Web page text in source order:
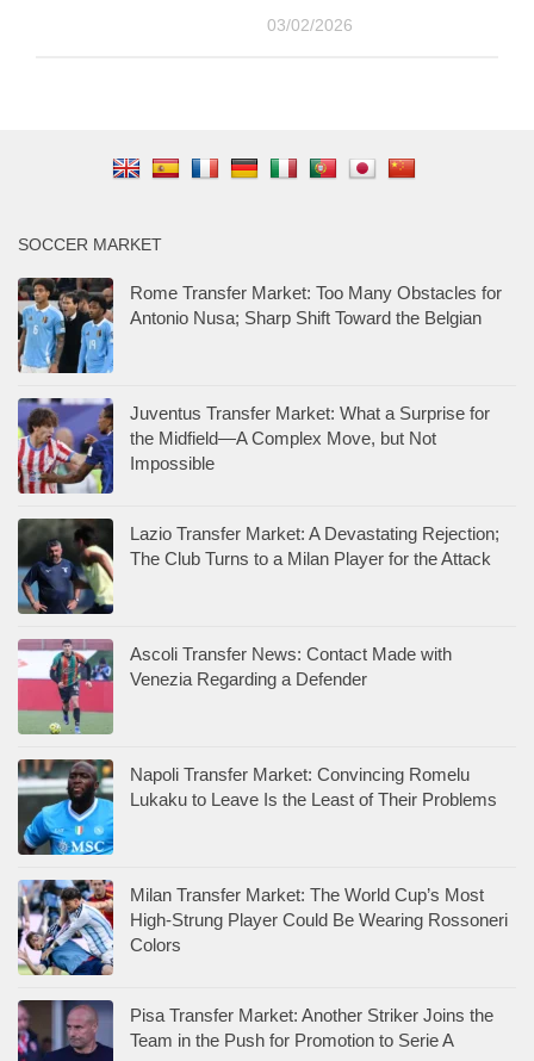
03/02/2026
SOCCER MARKET
Rome Transfer Market: Too Many Obstacles for
Antonio Nusa; Sharp Shift Toward the Belgian
Juventus Transfer Market: What a Surprise for
the Midfield—A Complex Move, but Not
Impossible
Lazio Transfer Market: A Devastating Rejection;
The Club Turns to a Milan Player for the Attack
Ascoli Transfer News: Contact Made with
Venezia Regarding a Defender
Napoli Transfer Market: Convincing Romelu
Lukaku to Leave Is the Least of Their Problems
Milan Transfer Market: The World Cup’s Most
High-Strung Player Could Be Wearing Rossoneri
Colors
Pisa Transfer Market: Another Striker Joins the
Team in the Push for Promotion to Serie A